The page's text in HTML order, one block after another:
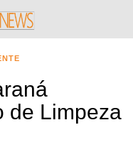
de Limpeza